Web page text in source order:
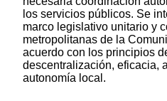
los servicios públicos. Se
marco legislativo unitario y
metropolitanas de la
acuerdo con los principios
descentralización, eficacia,
autonomía local.